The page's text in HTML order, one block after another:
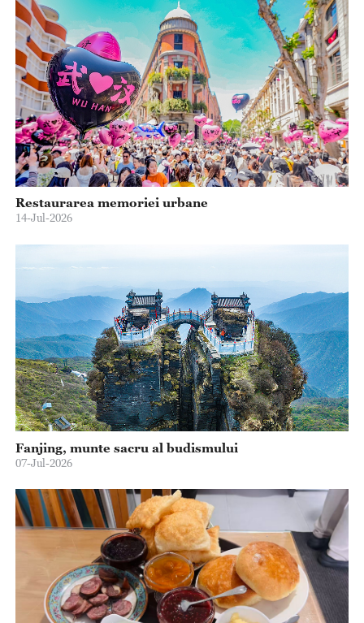
Restaurarea memoriei urbane
14-Jul-2026
Fanjing, munte sacru al budismului
07-Jul-2026